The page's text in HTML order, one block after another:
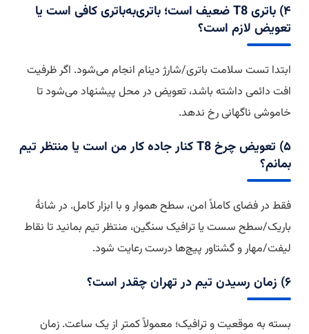
۴) باتری T8 ضعیف است؛ باتری‌به‌باتری کافی است یا
تعویض لازم است؟
ابتدا تست سلامت باتری/شارژ دینام انجام می‌شود. اگر ظرفیت
افت دائمی داشته باشد، تعویض در محل پیشنهاد می‌شود تا
خاموشی ناگهانی رخ ندهد.
۵) تعویض چرخ T8 کنار جاده کار من است یا منتظر تیم
بمانم؟
فقط در فضای کاملاً امن، سطح هموار و با ابزار کامل. در شانهٔ
باریک/سطح سست یا ترافیک سنگین، منتظر تیم بمانید تا نقاط
لیفت/مهار و گشتاور پیچ‌ها درست رعایت شود.
۶) زمان رسیدن تیم در تهران چقدر است؟
بسته به موقعیت و ترافیک؛ معمولاً کمتر از یک ساعت. زمان